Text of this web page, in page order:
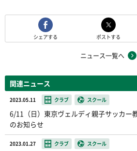
シェアする ポストする
ニュース一覧へ
関連ニュース
2023.05.11 クラブ スクール
6/11（日）東京ヴェルディ親子サッカー
のお知らせ
2023.01.27 クラブ スクール